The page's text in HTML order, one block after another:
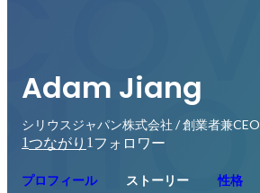
Adam Jiang
シリウスジャパン株式会社 / 創業者兼CEO
1つながり 1 フォロワー
プロフィール ストーリー 性格